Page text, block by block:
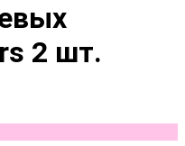
2 шт.